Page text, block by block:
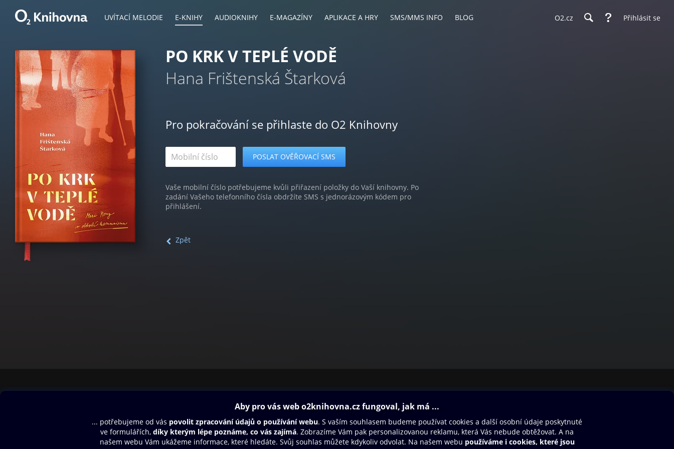
UVÍTACÍ MELODIE E-KNIHY AUDIOKNIHY E-MAGAZÍNY APLIKACE A HRY SMS/MMS INFO BLOG O2.cz Přihlásit se
PO KRK V TEPLÉ VODĚ
Hana Frištenská Štarková
Pro pokračování se přihlaste do O2 Knihovny
Vaše mobilní číslo potřebujeme kvůli přiřazení položky do Vaší knihovny. Po
zadání Vašeho telefonního čísla obdržíte SMS s jednorázovým kódem pro
přihlášení.
Zpět
Aplikace a hry
SMS/MMS Info
Blog
Dárkový poukaz
Nápověda
Oneplay Originály
Sport